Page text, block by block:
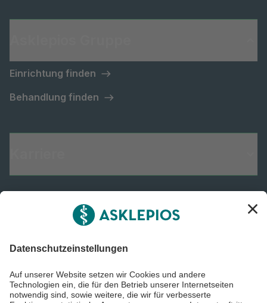
Einrichtung finden
Behandlung finden
Informiert bleiben